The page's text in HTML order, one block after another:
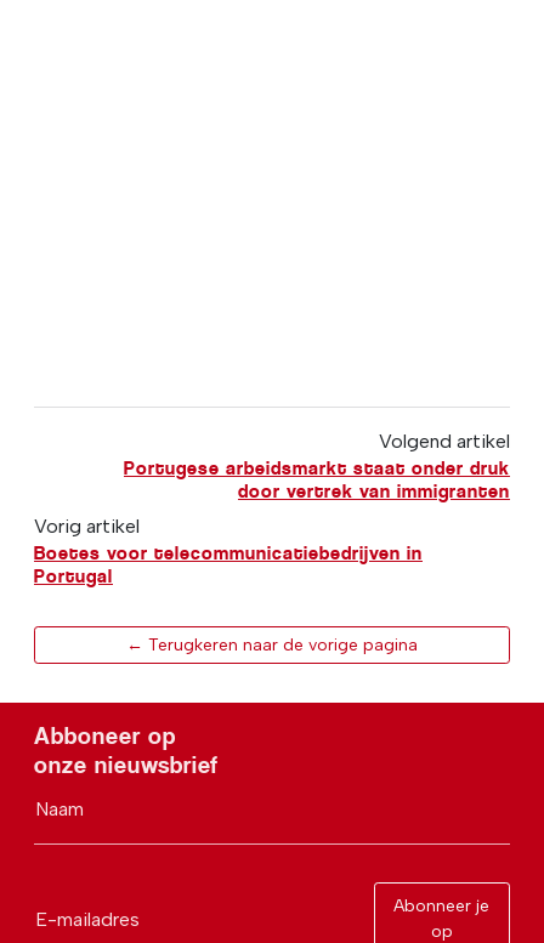
Volgend artikel
Portugese arbeidsmarkt staat onder druk
door vertrek van immigranten
Vorig artikel
Boetes voor telecommunicatiebedrijven in
Portugal
← Terugkeren naar de vorige pagina
Abboneer op
onze nieuwsbrief
Naam
E-mailadres
Abonneer je
op